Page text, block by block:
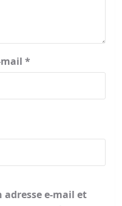
mail *
e-mail et